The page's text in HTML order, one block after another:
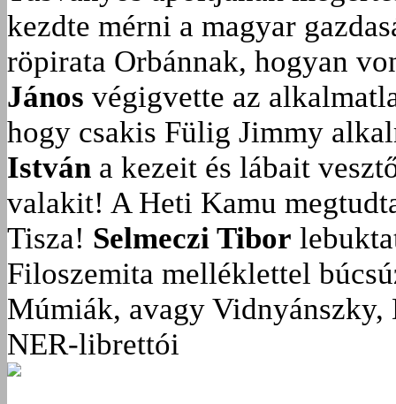
kezdte mérni a magyar
röpirata Orbánnak, hogyan
János végigvette az
hogy csakis Fülig Jimmy
István a kezeit és lábait
valakit! A Heti Kamu
Tisza! Selmeczi Tibor
Filoszemita melléklettel
Múmiák, avagy Vidnyánszky,
NER-librettói